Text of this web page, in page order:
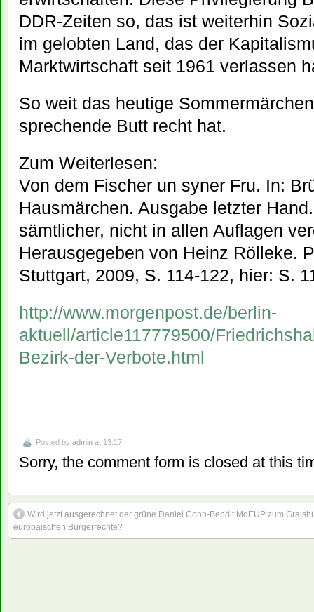
DDR-Zeiten so, das ist weiterhin
im gelobten Land, das der
Marktwirtschaft seit 1961 verlassen
So weit das heutige
sprechende Butt recht hat.
Zum Weiterlesen:
Von dem Fischer un syner Fru. In:
Hausmärchen. Ausgabe letzter
sämtlicher, nicht in allen Auflagen
Herausgegeben von Heinz Rölleke.
Stuttgart, 2009, S. 114-122, hier: S.
http://www.morgenpost.de/berlin-
aktuell/article117779500/
Bezirk-der-Verbote.html
Posted by admin at 13:17
Sorry, the comment form is closed at this
Wird jetzt ausgerechnet der grüne Daniel Cohn-Bendit MdEUP zum
europäischen Bürgerrechte?